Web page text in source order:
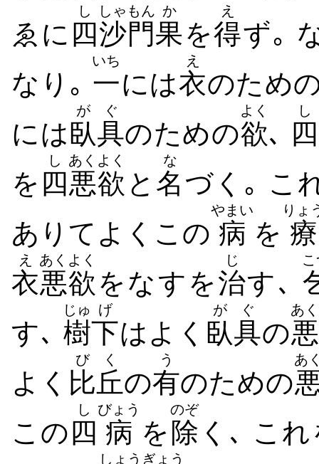
ゑに 四
し
沙門
しゃもん
果
か
を得
え
ず｡
なり｡ 一
いち
には衣
え
のため
には 臥具
がぐ
のための欲
よく
､ 四
し
を 四
し
悪欲
あくよく
と 名
な
づく｡ こ
ありてよくこの 病
やまい
を 療
りょ
衣
え
悪欲
あくよく
をなすを治
じ
す､
す､ 樹
じゅ
下
げ
はよく 臥具
がぐ
の
あ
よく 比丘
びく
の有
う
のための
あ
この 四
し
病
びょう
を 除
のぞ
く､ こ
しょうぎょう